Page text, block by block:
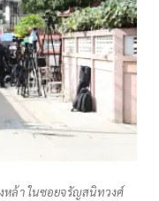
ล้า ในซอยจรัญสนิทวงศ์